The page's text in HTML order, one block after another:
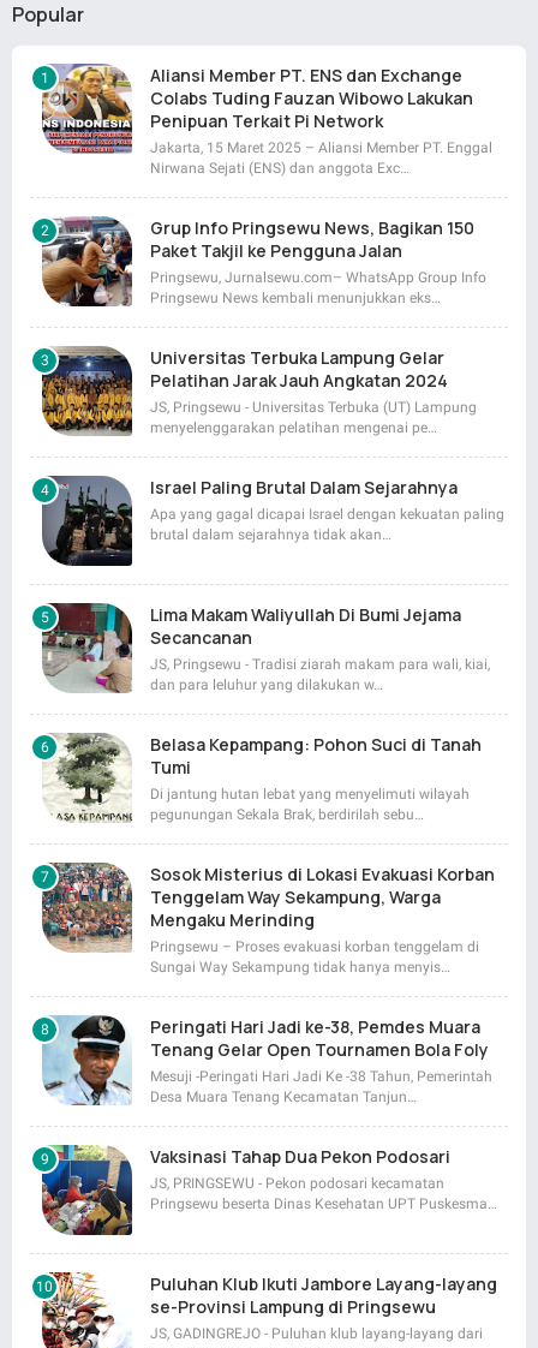
Popular
Aliansi Member PT. ENS dan Exchange
Colabs Tuding Fauzan Wibowo Lakukan
Penipuan Terkait Pi Network
Jakarta, 15 Maret 2025 – Aliansi Member PT. Enggal
Nirwana Sejati (ENS) dan anggota Exc…
Grup Info Pringsewu News, Bagikan 150
Paket Takjil ke Pengguna Jalan
Pringsewu, Jurnalsewu.com– WhatsApp Group Info
Pringsewu News kembali menunjukkan eks…
Universitas Terbuka Lampung Gelar
Pelatihan Jarak Jauh Angkatan 2024
JS, Pringsewu - Universitas Terbuka (UT) Lampung
menyelenggarakan pelatihan mengenai pe…
Israel Paling Brutal Dalam Sejarahnya
Apa yang gagal dicapai Israel dengan kekuatan paling
brutal dalam sejarahnya tidak akan…
Lima Makam Waliyullah Di Bumi Jejama
Secancanan
JS, Pringsewu - Tradisi ziarah makam para wali, kiai,
dan para leluhur yang dilakukan w…
Belasa Kepampang: Pohon Suci di Tanah
Tumi
Di jantung hutan lebat yang menyelimuti wilayah
pegunungan Sekala Brak, berdirilah sebu…
Sosok Misterius di Lokasi Evakuasi Korban
Tenggelam Way Sekampung, Warga
Mengaku Merinding
Pringsewu – Proses evakuasi korban tenggelam di
Sungai Way Sekampung tidak hanya menyis…
Peringati Hari Jadi ke-38, Pemdes Muara
Tenang Gelar Open Tournamen Bola Foly
Mesuji -Peringati Hari Jadi Ke -38 Tahun, Pemerintah
Desa Muara Tenang Kecamatan Tanjun…
Vaksinasi Tahap Dua Pekon Podosari
JS, PRINGSEWU - Pekon podosari kecamatan
Pringsewu beserta Dinas Kesehatan UPT Puskesma…
Puluhan Klub Ikuti Jambore Layang-layang
se-Provinsi Lampung di Pringsewu
JS, GADINGREJO - Puluhan klub layang-layang dari